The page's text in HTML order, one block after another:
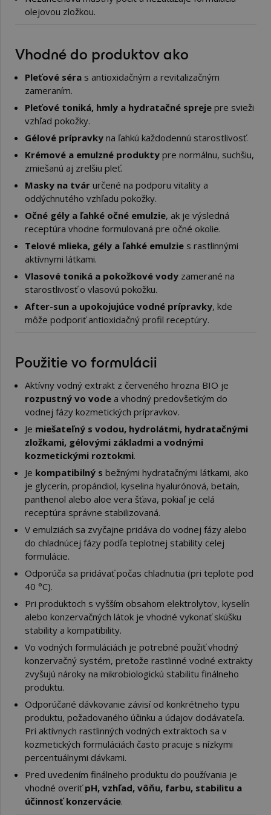
olejovou zložkou.
Vhodné do produktov ako
Pleťové séra s antioxidačným a revitalizačným
zameraním.
Pleťové toniká, hmly a hydratačné spreje pre svieži
vzhľad pokožky.
Gélové prípravky na ľahkú každodennú starostlivosť.
Krémové a emulzné produkty pre normálnu, suchšiu,
zmiešanú aj zrelšiu pleť.
Masky na tvár určené na podporu vitality a
oddýchnutého vzhľadu pokožky.
Očné gély a ľahké očné emulzie, ak je výsledná
receptúra vhodne formulovaná pre očné okolie.
Telové mlieka, gély a ľahké emulzie s rastlinnými
aktívnymi látkami.
Vlasové toniká a pokožkové vody zamerané na
starostlivosť o vlasovú pokožku.
After-sun a upokojujúce vodné prípravky, kde
môže podporiť antioxidačný profil receptúry.
Použitie vo formulácii
Aktívny vodný extrakt z červeného hrozna BIO je
rozpustný vo vode a vhodný predovšetkým do
vodnej fázy kozmetických prípravkov.
Je miešateľný s vodou, hydrolátmi, hydratačnými
zložkami, gélovými základmi a vodnými
kozmetickými roztokmi.
Je kompatibilný s bežnými hydratačnými látkami, ako
je glycerín, propándiol, kyselina hyalurónová, betaín,
panthenol alebo aloe vera šťava, pokiaľ je celá
receptúra správne stabilizovaná.
V emulziách sa zvyčajne pridáva do vodnej fázy alebo
do chladnúcej fázy podľa teplotnej stability celej
formulácie.
Odporúča sa pridávať počas chladnutia (pri teplote pod
40 °C).
Pri produktoch s vyšším obsahom elektrolytov, kyselín
alebo konzervačných látok je vhodné vykonať skúšku
stability a kompatibility.
Vo vodných formuláciách je potrebné použiť vhodný
konzervačný systém, pretože rastlinné vodné extrakty
zvyšujú nároky na mikrobiologickú stabilitu finálneho
produktu.
Odporúčané dávkovanie závisí od konkrétneho typu
produktu, požadovaného účinku a údajov dodávateľa.
Pri aktívnych rastlinných vodných extraktoch sa v
kozmetických formuláciách často pracuje s nízkymi
percentuálnymi dávkami.
Pred uvedením finálneho produktu do používania je
vhodné overiťpH, vzhľad, vôňu, farbu, stabilitu a
účinnosť konzervácie.